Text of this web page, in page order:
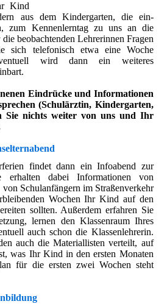
Kind
aus dem Kindergarten, die ein-
zum Kennenlerntag zu uns an die
beobachtenden Lehrerinnen Fragen
sich telefonisch etwa eine Woche
wird dann ein weiteres
Eindrücke und Informationen
(Schulärztin, Kindergarten,
Sie nichts weiter von uns und Ihr
findet dann ein Infoabend zur
erhalten dabei Informationen von
Schulanfängern im Straßenverkehr
Wochen Ihr Kind auf den
sollten. Außerdem erfahren Sie
lernen den Klassenraum Ihres
auch schon die Klassenlehrerin.
auch die Materiallisten verteilt, auf
was Ihr Kind in den ersten Monaten
für die ersten zwei Wochen steht